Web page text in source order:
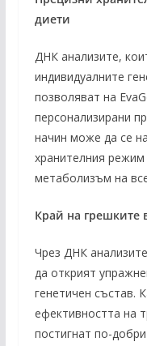
диети
ДНК анализите,
индивидуалните
позволяват на
персонализирани
начин може да се
хранителния режим
метаболизъм на
Край на грешките
Чрез ДНК
да открият
генетичен състав.
ефективността на
постигнат по-